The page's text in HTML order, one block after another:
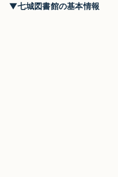
▼七城図書館の基本情報